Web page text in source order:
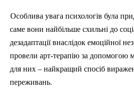
Особлива увага психологів була
саме вони найбільше схильні до
дезадаптаціївнаслідок емоційної
провели арт-терапію за допомогою
для них – найкращий спосіб
переживань.